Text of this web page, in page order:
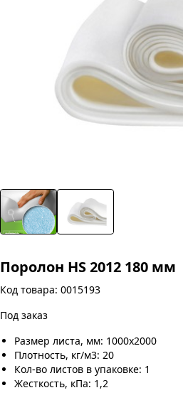
Поролон HS 2012 180 мм
Код товара: 0015193
Под заказ
Размер листа, мм: 1000х2000
Плотность, кг/м3: 20
Кол-во листов в упаковке: 1
Жесткость, кПа: 1,2